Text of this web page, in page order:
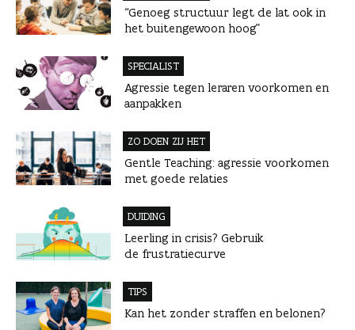
“Genoeg structuur legt de lat ook in
het buitengewoon hoog”
SPECIALIST
Agressie tegen leraren voorkomen en
aanpakken
ZO DOEN ZIJ HET
Gentle Teaching: agressie voorkomen
met goede relaties
DUIDING
Leerling in crisis? Gebruik
de frustratiecurve
TIPS
Kan het zonder straffen en belonen?